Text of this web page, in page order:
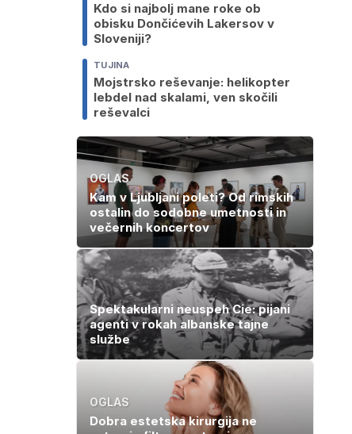
Kdo si najbolj mane roke ob
obisku Dončićevih Lakersov v
Sloveniji?
TUJINA
Mojstrsko reševanje: helikopter
lebdel nad skalami, ven skočili
reševalci
OGLAS
Kam v Ljubljani poleti? Od rimskih
ostalin do sodobne umetnosti in
večernih koncertov
Spektakularni neuspeh Cie: pijani
agenti v rokah albanske tajne
službe
OGLAS
Dobra estetska kirurgija ne